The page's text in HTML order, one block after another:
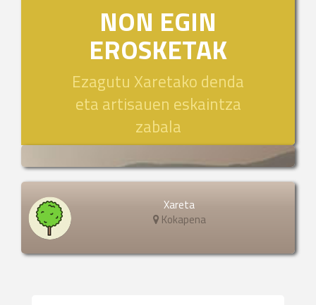
NON EGIN
EROSKETAK
Ezagutu Xaretako denda
eta artisauen eskaintza
zabala
Xareta
Kokapena